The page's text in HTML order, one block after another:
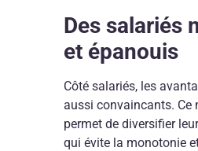
Des salariés
et épanouis
Côté salariés, les
aussi convaincants. Ce
permet de diversifier
qui évite la monotonie